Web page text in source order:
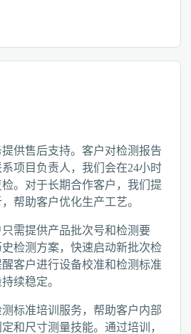
供售后支持。客户对检测报告
项目负责人，我们会在24小时
。对于长期合作客户，我们提
帮助客户优化生产工艺。
需提供产品批次号和检测要
检测方案，快速启动新批次检
客户进行设备校准和检测标准
续稳定。
标准培训服务，帮助客户内部
和尺寸测量技能。通过培训，